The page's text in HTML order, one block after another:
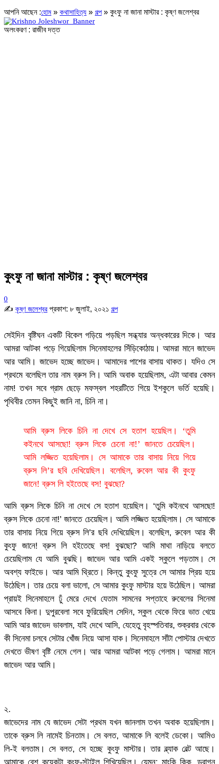
আপনি আছেন :হোম » কথাসাহিত্য » গল্প » কুংফু না জানা মাস্টার : কৃষ্ণ জলেশ্বর
অলংকরণ : রাজীব দত্ত
কুংফু না জানা মাস্টার : কৃষ্ণ জলেশ্বর
0
✍ কৃষ্ণ জলেশ্বর প্রকাশ: ৮ জুলাই, ২০২১ গল্প
সেইদিন বৃষ্টিঘন একটি বিকেল গড়িয়ে পড়ছিল সন্ধ্যার অন্ধকারের দিকে। আর
আমরা আটকা পড়ে গিয়েছিলাম সিনেমাহলের সিঁড়িকোঠায়। আমরা মানে জাভেদ
আর আমি। জাভেদ হচ্ছে জাভেদ। আমাদের পাশের বাসায় থাকত। যদিও সে
প্রথমে বলেছিল তার নাম ব্রুস লি। আমি অবাক হয়েছিলাম, এটা আবার কেমন
নাম! তখন সবে গ্রাম ছেড়ে মফস্বল শহরটিতে গিয়ে ইশকুলে ভর্তি হয়েছি।
পৃথিবীর তেমন কিছুই জানি না, চিনি না।
আমি ব্রুস লিকে চিনি না দেখে সে হতাশ হয়েছিল। ‘তুমি
কইনথে আসছো! ব্রুস লিকে চেনো না!’ জানতে চেয়েছিল।
আমি লজ্জিত হয়েছিলাম। সে আমাকে তার বাসায় নিয়ে গিয়ে
ব্রুস লি’র ছবি দেখিয়েছিল। বলেছিল, রুবেল আর কী কুংফু
জানে! ব্রুস লি হইতেছে বস! বুঝছো?
আমি ব্রুস লিকে চিনি না দেখে সে হতাশ হয়েছিল। ‘তুমি কইনথে আসছো!
ব্রুস লিকে চেনো না!’ জানতে চেয়েছিল। আমি লজ্জিত হয়েছিলাম। সে আমাকে
তার বাসায় নিয়ে গিয়ে ব্রুস লি’র ছবি দেখিয়েছিল। বলেছিল, রুবেল আর কী
কুংফু জানে! ব্রুস লি হইতেছে বস! বুঝছো? আমি মাথা নাড়িয়ে বলতে
চেয়েছিলাম যে আমি বুঝছি। জাভেদ আর আমি একই স্কুলে পড়তাম। সে
অবশ্য ফাইভে। আর আমি থ্রিতে। কিন্তু কুংফু সুত্রে সে আমার প্রিয় হয়ে
উঠেছিল। তার চেয়ে বলা ভালো, সে আমার কুংফু মাস্টার হয়ে উঠেছিল। আমরা
প্রায়ই সিনেমাহলে ঢুঁ মেরে দেখে যেতাম সামনের সপ্তাহে রুবেলের সিনেমা
আসবে কিনা। দুপুরবেলা সবে ফুরিয়েছিল সেদিন, স্কুল থেকে ফিরে ভাত খেয়ে
আমি আর জাভেদ ভাবলাম, যাই দেখে আসি, যেহেতু বৃহস্পতিবার, শুক্রবার থেকে
কী সিনেমা চলবে সেটার খোঁজ নিয়ে আসা যাক। সিনেমাহলে সাঁটা পোস্টার দেখতে
দেখতে ভীষণ বৃষ্টি নেমে গেল। আর আমরা আটকা পড়ে গেলাম। আমরা মানে
জাভেদ আর আমি।
২.
জাভেদের নাম যে জাভেদ সেটা প্রথম যখন জানলাম তখন অবাক হয়েছিলাম।
তাকে ব্রুস লি নামেই চিনতাম। সে বলত, আমাকে লি বলেই ডেকো। আমিও
লি-ই বলতাম। সে বলত, সে হচ্ছে কুংফু মাস্টার। তার ব্ল্যাক বেল্ট আছে।
আমাকে বেশ কয়েকটা কুংফু-স্টাইল শিখিয়েছিল। যেমন: মাংকি কিক, ড্রাগন